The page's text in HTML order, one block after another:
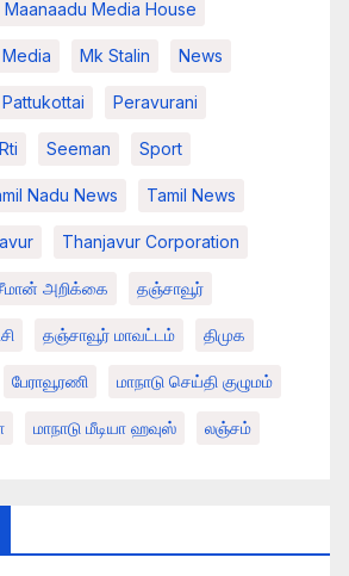
Maanaadu Media House
Mk Stalin News
Pattukottai Peravurani
Rti Seeman Sport
Nadu News Tamil News
Thanjavur Corporation
அறிக்கை தஞ்சாவூர்
தஞ்சாவூர் மாவட்டம் திமுக
பேராவூரணி மாநாடு செய்தி குழுமம்
மாநாடு மீடியா ஹவுஸ் லஞ்சம்